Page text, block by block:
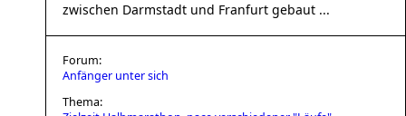
zwischen Darmstadt und Franfurt gebaut ...
Forum:
Anfänger unter sich
Thema: